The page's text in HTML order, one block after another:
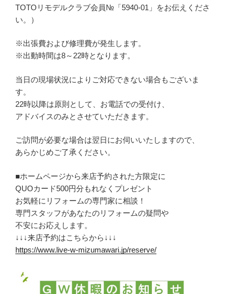
TOTOリモデルクラブ会員№「5940-01」をお伝えくださ
い。）
※出張費および修理費が発生します。
※出動時間は8～22時となります。
当日の現場状況によりご対応できない場合もございま
す。
22時以降は原則として、お電話での受付け、
アドバイスのみとさせていただきます。
ご訪問が必要な場合は翌日にお伺いいたしますので、
あらかじめご了承ください。
■ホームページから来店予約された方限定に
QUOカード500円分もれなくプレゼント
お気軽にリフォームの専門家に相談！
専門スタッフがあなたのリフォームの疑問や
不安にお応えします。
↓↓↓来店予約はこちらから↓↓↓
https://www.live-w-mizumawari.jp/reserve/